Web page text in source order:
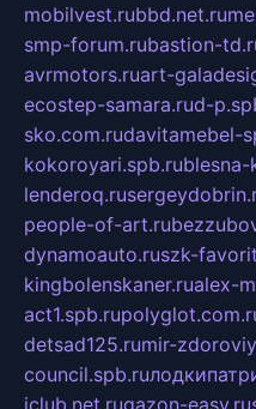
mobilvest.rubbd.net.ru
smp-forum.rubastion-
avrmotors.ruart-
ecostep-samara.rud-
sko.com.rudavitamebel-
kokoroyari.spb.rublesna-
lenderoq.ru
people-of-art.ru
dynamoauto.ruszk-
kingbolenskaner.rualex-
act1.spb.ru
detsad125.rumir-
council.spb.ru
iclub.net.rugazon-easy.ru